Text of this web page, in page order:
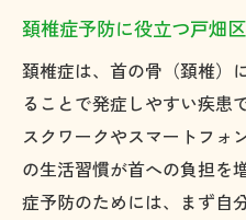
頚椎症予防に役立つ戸畑
頚椎症は、首の骨（頚椎）
ることで発症しやすい疾患
スクワークやスマートフォ
の生活習慣が首への負担を
症予防のためには、まず自